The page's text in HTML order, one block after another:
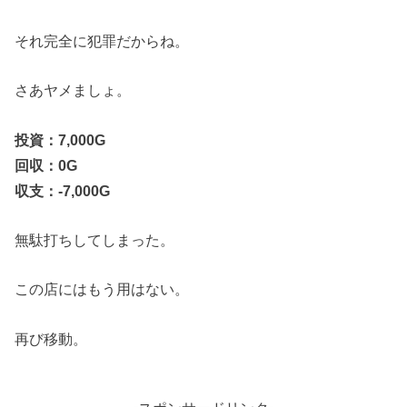
それ完全に犯罪だからね。
さあヤメましょ。
投資：7,000G
回収：0G
収支：-7,000G
無駄打ちしてしまった。
この店にはもう用はない。
再び移動。